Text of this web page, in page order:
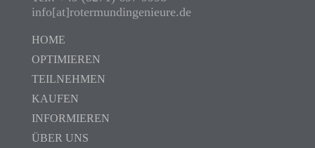
info[at]rotermundingenieure.de
HOME
OPTIMIEREN
TEILNEHMEN
KAUFEN
INFORMIEREN
ÜBER UNS